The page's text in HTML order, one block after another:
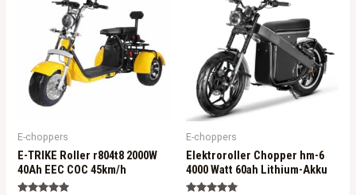
E-choppers
E-TRIKE Roller r804t8 2000W
40Ah EEC COC 45km/h
E-choppers
Elektroroller Chopper hm-6
4000 Watt 60ah Lithium-Akku